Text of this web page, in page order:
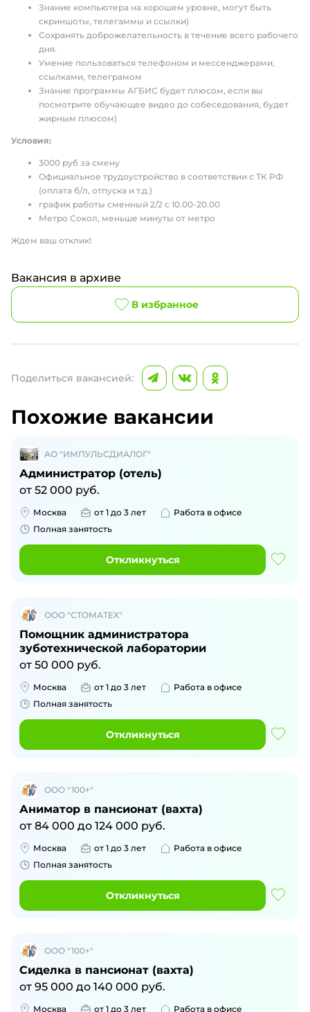
Знание компьютера на хорошем уровне, могут быть
скриншоты, телегаммы и ссылки)
Сохранять доброжелательность в течение всего рабочего
дня.
Умение пользоваться телефоном и мессенджерами,
ссылками, телеграмом
Знание программы АГБИС будет плюсом, если вы
посмотрите обучающее видео до собеседования, будет
жирным плюсом)
Условия:
3000 руб за смену
Официальное трудоустройство в соответствии с ТК РФ
(оплата б/л, отпуска и т.д.)
график работы сменный 2/2 с 10.00-20.00
Метро Сокол, меньше минуты от метро
Ждем ваш отклик!
Вакансия в архиве
В избранное
Поделиться вакансией:
Похожие вакансии
АО "ИМПУЛЬСДИАЛОГ"
Администратор (отель)
от 52 000 руб.
Москва от 1 до 3 лет
Работа в офисе
Полная занятость
Откликнуться
ООО "СТОМАТЕХ"
Помощник администратора
зуботехнической лаборатории
от 50 000 руб.
Москва от 1 до 3 лет
Работа в офисе
Полная занятость
Откликнуться
ООО "100+"
Аниматор в пансионат (вахта)
от 84 000 до 124 000 руб.
Москва от 1 до 3 лет
Работа в офисе
Полная занятость
Откликнуться
ООО "100+"
Сиделка в пансионат (вахта)
от 95 000 до 140 000 руб.
Москва от 1 до 3 лет Работа в офисе